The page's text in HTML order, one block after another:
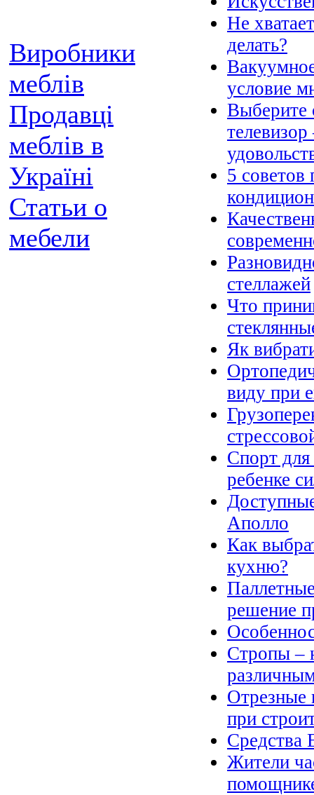
Виробники
меблів
Продавці
меблів в
Україні
Статьи о
мебели
Не
делать?
условие
Выберите
5
стеллажей
Что
Як
виду при
Спорт
ребенке
Аполло
Как
кухню?
решение
Стропы –
Отрезные
при
Средства
Жители